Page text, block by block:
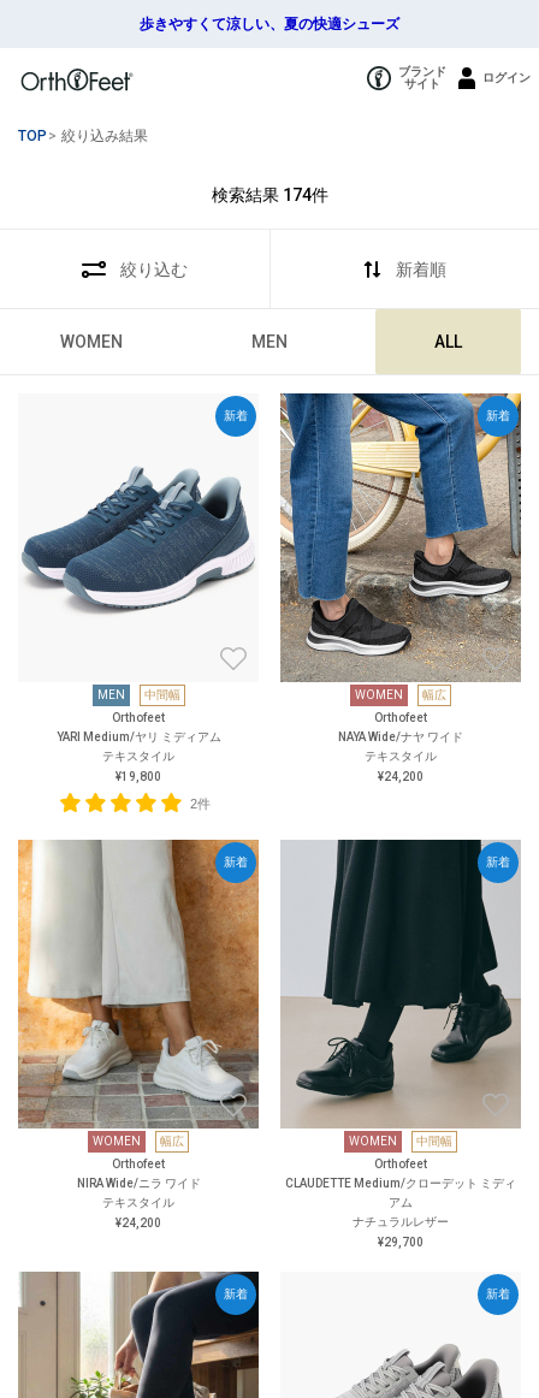
歩きやすくて涼しい、夏の快適シューズ
ブランド
サイト
ログイン
TOP > 絞り込み結果
検索結果 174件
絞り込む 新着順
WOMEN MEN ALL
新着
MEN
中間幅
Orthofeet
YARI Medium/ヤリ ミディアム
テキスタイル
¥19,800
2件
新着
WOMEN
幅広
Orthofeet
NAYA Wide/ナヤ ワイド
テキスタイル
¥24,200
新着
WOMEN
幅広
Orthofeet
NIRA Wide/ニラ ワイド
テキスタイル
¥24,200
新着
WOMEN
中間幅
Orthofeet
CLAUDETTE Medium/クローデット ミディ
アム
ナチュラルレザー
¥29,700
新着 新着